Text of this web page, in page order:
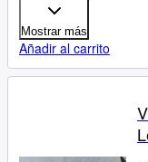
Mostrar más
Añadir al carrito